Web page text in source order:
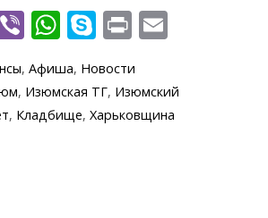
Vi
b
er
W
at
s
S
y
p
Pr
t ai
l
, Афиша, Новости
, Изюмская ТГ, Изюмский
, Кладбище, Харьковщина